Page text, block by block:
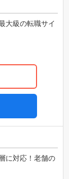
大級の転職サイ
に対応！老舗の